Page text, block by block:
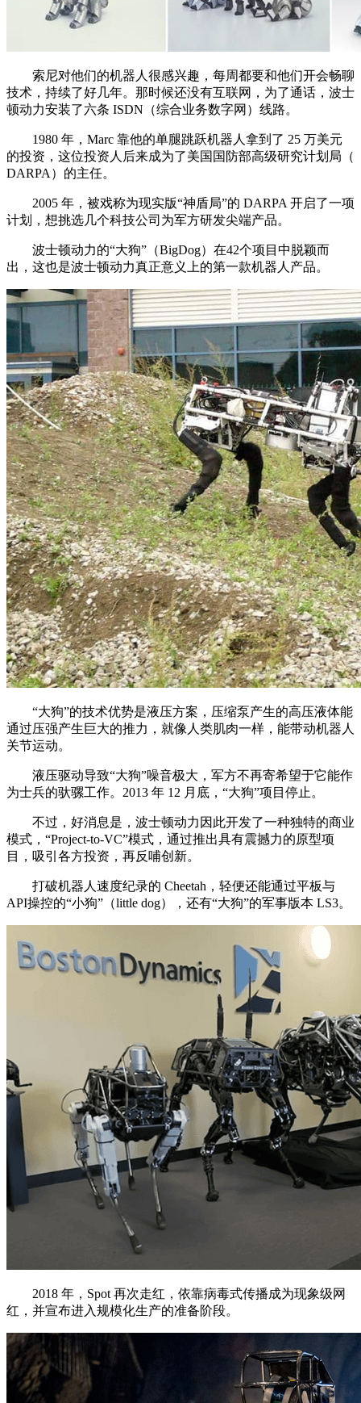
索尼对他们的机器人很感兴趣，每周都要和他们开会畅聊
技术，持续了好几年。那时候还没有互联网，为了通话，波士
顿动力安装了六条 ISDN（综合业务数字网）线路。
1980 年，Marc 靠他的单腿跳跃机器人拿到了 25 万美元
的投资，这位投资人后来成为了美国国防部高级研究计划局（
DARPA）的主任。
2005 年，被戏称为现实版“神盾局”的 DARPA 开启了一项
计划，想挑选几个科技公司为军方研发尖端产品。
波士顿动力的“大狗”（BigDog）在42个项目中脱颖而
出，这也是波士顿动力真正意义上的第一款机器人产品。
“大狗”的技术优势是液压方案，压缩泵产生的高压液体能
通过压强产生巨大的推力，就像人类肌肉一样，能带动机器人
关节运动。
液压驱动导致“大狗”噪音极大，军方不再寄希望于它能作
为士兵的驮骡工作。2013 年 12 月底，“大狗”项目停止。
不过，好消息是，波士顿动力因此开发了一种独特的商业
模式，“Project-to-VC”模式，通过推出具有震撼力的原型项
目，吸引各方投资，再反哺创新。
打破机器人速度纪录的 Cheetah，轻便还能通过平板与
API操控的“小狗”（little dog），还有“大狗”的军事版本 LS3。
2018 年，Spot 再次走红，依靠病毒式传播成为现象级网
红，并宣布进入规模化生产的准备阶段。